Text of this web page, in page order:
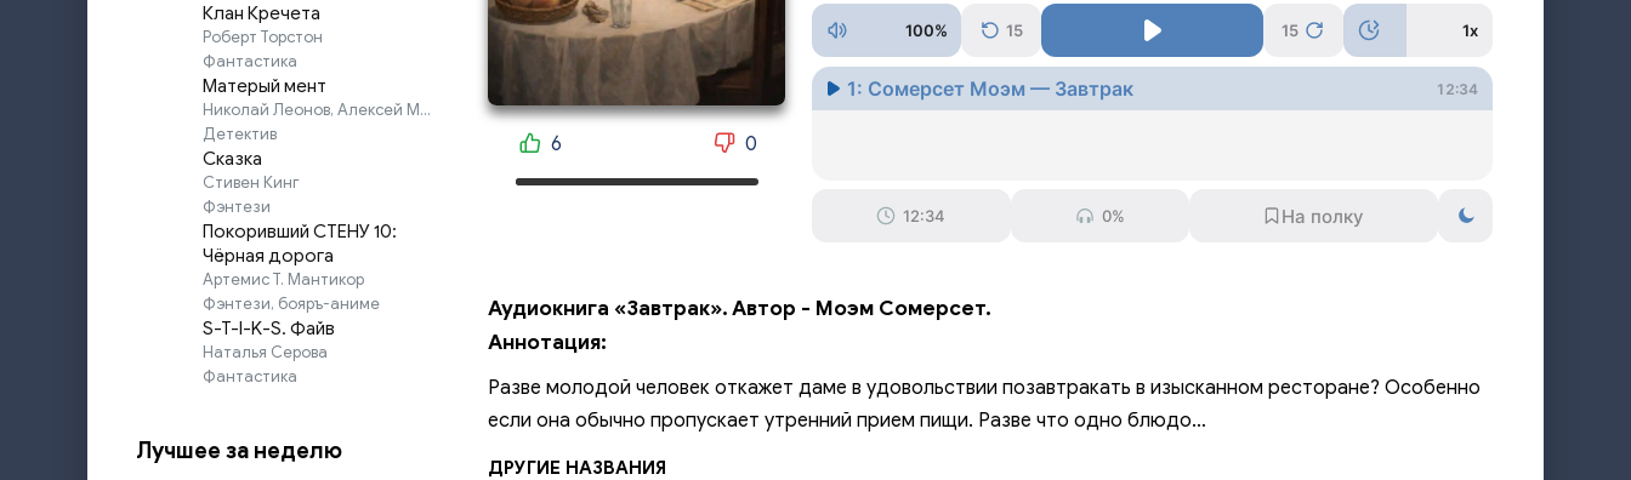
Клан Кречета
Роберт Торстон
Фантастика
Матерый мент
Николай Леонов, Алексей Макеев
Детектив
Сказка
Стивен Кинг
Фэнтези
Покоривший СТЕНУ 10:
Чёрная дорога
Артемис Т. Мантикор
Фэнтези, бояръ-аниме
S-T-I-K-S. Файв
Наталья Серова
Фантастика
Лучшее за неделю
6 0
100% 15 15 1x
1: Сомерсет Моэм — Завтрак 12:34
12:34 0%
Аудиокнига «Завтрак». Автор - Моэм Сомерсет.
Аннотация:
Разве молодой человек откажет даме в удовольствии позавтракать в изысканном ресторане? Особенно
если она обычно пропускает утренний прием пищи. Разве что одно блюдо…
ДРУГИЕ НАЗВАНИЯ